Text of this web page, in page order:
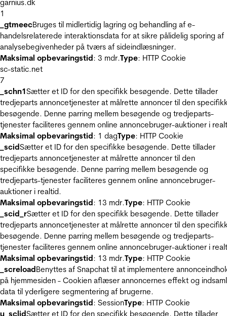
garnius.dk
1
_gtmeecBruges til midlertidig lagring og behandling af e-
handelsrelaterede interaktionsdata for at sikre pålidelig sporing af
analysebegivenheder på tværs af sideindlæsninger.
Maksimal opbevaringstid: 3 mdr.Type: HTTP Cookie
sc-static.net
7
_schn1Sætter et ID for den specifikk besøgende. Dette tillader
tredjeparts annoncetjenester at målrette annoncer til den
besøgende. Denne parring mellem besøgende og tredjeparts-
tjenester faciliteres gennem online annoncebruger-auktioner i
Maksimal opbevaringstid: 1 dagType: HTTP Cookie
_scidSætter et ID for den specifikke besøgende. Dette tillader
tredjeparts annoncetjenester at målrette annoncer til den
specifikke besøgende. Denne parring mellem besøgende og
tredjeparts-tjenester faciliteres gennem online annoncebruger-
auktioner i realtid.
Maksimal opbevaringstid: 13 mdr.Type: HTTP Cookie
_scid_rSætter et ID for den specifikk besøgende. Dette tillader
tredjeparts annoncetjenester at målrette annoncer til den
besøgende. Denne parring mellem besøgende og tredjeparts-
tjenester faciliteres gennem online annoncebruger-auktioner i
Maksimal opbevaringstid: 13 mdr.Type: HTTP Cookie
_screloadBenyttes af Snapchat til at implementere
på hjemmesiden - Cookien aflæser annoncernes effekt og
data til yderligere segmentering af brugerne.
Maksimal opbevaringstid: SessionType: HTTP Cookie
u_sclidSætter et ID for den specifikk besøgende. Dette tillader